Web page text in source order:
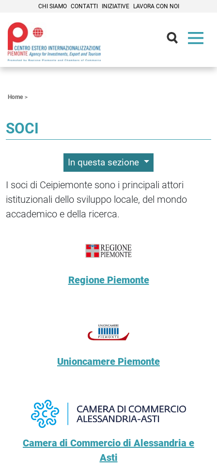
CHI SIAMO CONTATTI INIZIATIVE LAVORA CON NOI
Home
SOCI
In questa sezione
I soci di Ceipiemonte sono i principali attori
istituzionali dello sviluppo locale, del mondo
accademico e della ricerca.
Regione Piemonte
Unioncamere Piemonte
Camera di Commercio di Alessandria e
Asti